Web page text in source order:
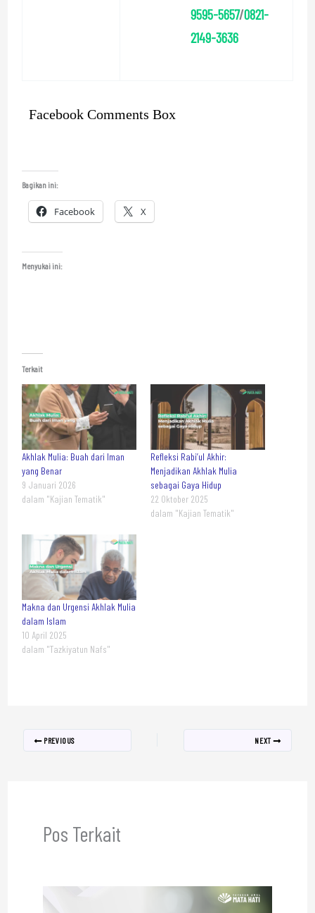
9595-5657/0821-
2149-3636
Facebook Comments Box
Bagikan ini:
Facebook X
Menyukai ini:
Terkait
Akhlak Mulia: Buah dari Iman
yang Benar
9 Januari 2026
dalam "Kajian Tematik"
Refleksi Rabi’ul Akhir:
Menjadikan Akhlak Mulia
sebagai Gaya Hidup
22 Oktober 2025
dalam "Kajian Tematik"
Makna dan Urgensi Akhlak Mulia
dalam Islam
10 April 2025
dalam "Tazkiyatun Nafs"
PREVIOUS NEXT
Pos Terkait